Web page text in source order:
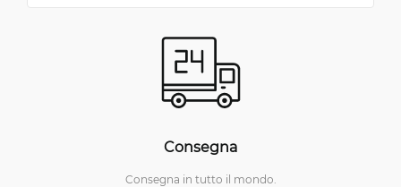
Consegna
Consegna in tutto il mondo.